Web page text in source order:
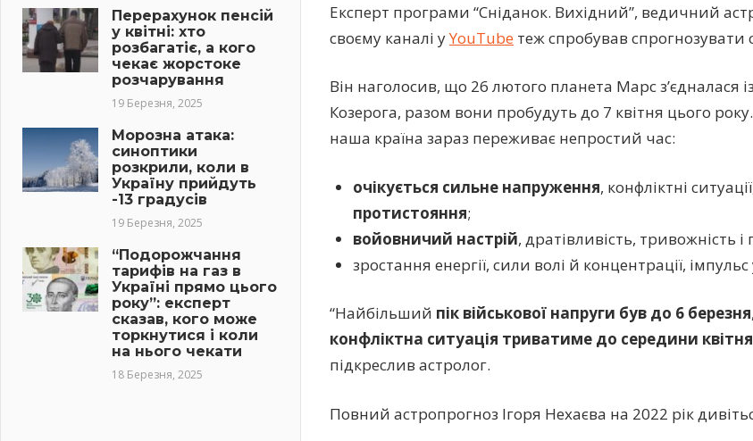
Експерт програми “Сніданок. Вихідний”, ведичний
своєму каналі уYouTube теж спробував спрогнозувати
Він наголосив, що 26 лютого планета Марс з’єдналася
Козерога, разом вони пробудуть до 7 квітня цього
наша країна зараз переживає непростий час:
очікується сильне напруження, конфліктні
протистояння;
войовничий настрій, дратівливість, тривожність і
зростання енергії, сили волі й концентрації,
“Найбільший пік військової напруги був до 6 березня
конфліктна ситуація триватиме до середини квітня
підкреслив астролог.
Повний астропрогноз Ігоря Нехаєва на 2022 рік
Перерахунок пенсій
у квітні: хто
розбагатіє, а кого
чекає жорстоке
розчарування
19 Березня, 2025
Морозна атака:
синоптики
розкрили, коли в
Україну прийдуть
-13 градусів
19 Березня, 2025
“Подорожчання
тарифів на газ в
Україні прямо цього
року”: експерт
сказав, кого може
торкнутися і коли
на нього чекати
18 Березня, 2025